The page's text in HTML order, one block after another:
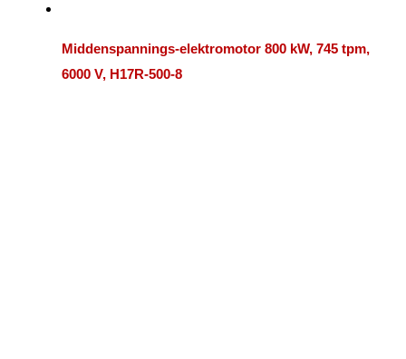
Middenspannings-elektromotor 800 kW, 745 tpm,
6000 V, H17R-500-8